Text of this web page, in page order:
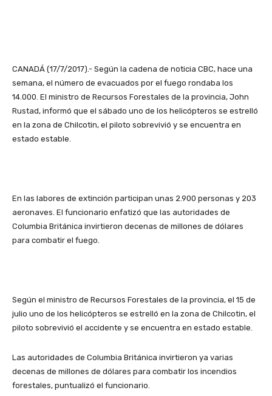
CANADÁ (17/7/2017).- Según la cadena de noticia CBC, hace una
semana, el número de evacuados por el fuego rondaba los
14.000. El ministro de Recursos Forestales de la provincia, John
Rustad, informó que el sábado uno de los helicópteros se estrelló
en la zona de Chilcotin, el piloto sobrevivió y se encuentra en
estado estable.
En las labores de extinción participan unas 2.900 personas y 203
aeronaves. El funcionario enfatizó que las autoridades de
Columbia Británica invirtieron decenas de millones de dólares
para combatir el fuego.
Según el ministro de Recursos Forestales de la provincia, el 15 de
julio uno de los helicópteros se estrelló en la zona de Chilcotin, el
piloto sobrevivió el accidente y se encuentra en estado estable.
Las autoridades de Columbia Británica invirtieron ya varias
decenas de millones de dólares para combatir los incendios
forestales, puntualizó el funcionario.